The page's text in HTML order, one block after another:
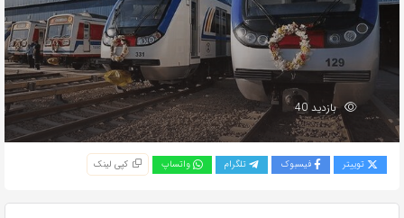
بازدید 40
توییتر فیسبوک تلگرام واتساپ کپی لینک